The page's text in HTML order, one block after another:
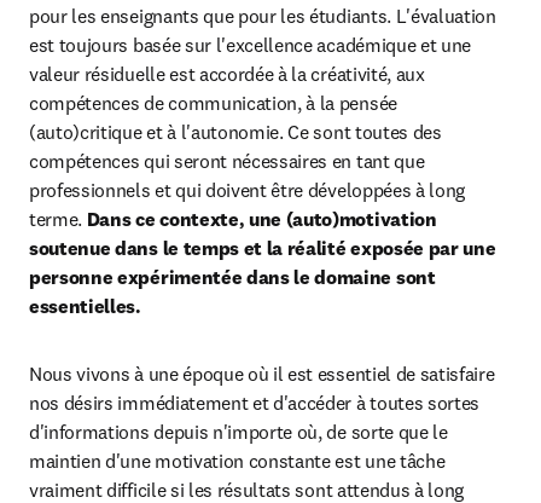
pour les enseignants que pour les étudiants. L'évaluation
est toujours basée sur l'excellence académique et une
valeur résiduelle est accordée à la créativité, aux
compétences de communication, à la pensée
(auto)critique et à l'autonomie. Ce sont toutes des
compétences qui seront nécessaires en tant que
professionnels et qui doivent être développées à long
terme. Dans ce contexte, une (auto)motivation
soutenue dans le temps et la réalité exposée par une
personne expérimentée dans le domaine sont
essentielles.
Nous vivons à une époque où il est essentiel de satisfaire
nos désirs immédiatement et d'accéder à toutes sortes
d'informations depuis n'importe où, de sorte que le
maintien d'une motivation constante est une tâche
vraiment difficile si les résultats sont attendus à long